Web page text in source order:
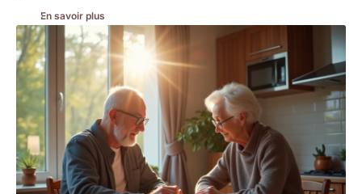
En savoir plus